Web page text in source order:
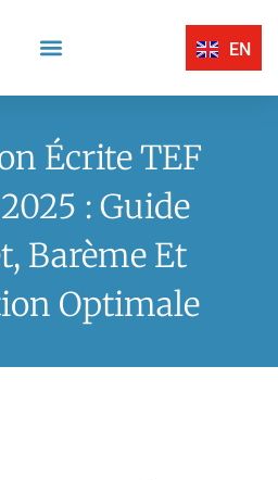
EN
Écrite TEF
: Guide
Barème Et
Optimale